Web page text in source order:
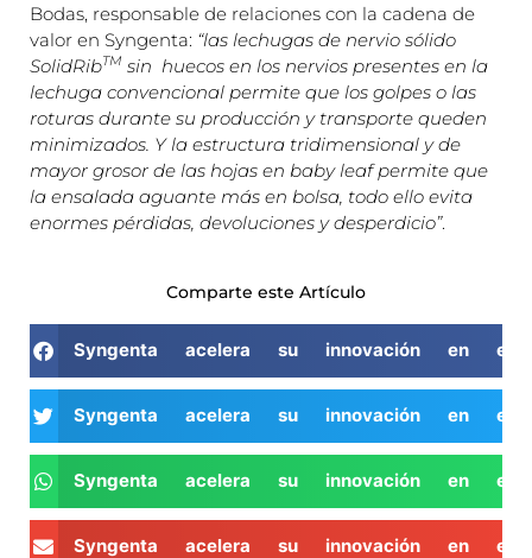
Bodas, responsable de relaciones con la cadena de
valor en Syngenta: “las lechugas de nervio sólido
SolidRibTM sin huecos en los nervios presentes en la
lechuga convencional permite que los golpes o las
roturas durante su producción y transporte queden
minimizados. Y la estructura tridimensional y de
mayor grosor de las hojas en baby leaf permite que
la ensalada aguante más en bolsa, todo ello evita
enormes pérdidas, devoluciones y desperdicio”.
Comparte este Artículo
Syngenta acelera su innovación en
Syngenta acelera su innovación en
Syngenta acelera su innovación en
Syngenta acelera su innovación en